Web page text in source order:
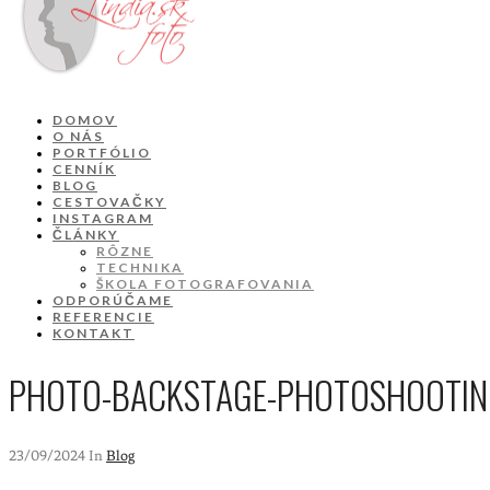
DOMOV
O NÁS
PORTFÓLIO
CENNÍK
BLOG
CESTOVAČKY
INSTAGRAM
ČLÁNKY
RÔZNE
TECHNIKA
ŠKOLA FOTOGRAFOVANIA
ODPORÚČAME
REFERENCIE
KONTAKT
PHOTO-BACKSTAGE-
23/09/2024 In Blog